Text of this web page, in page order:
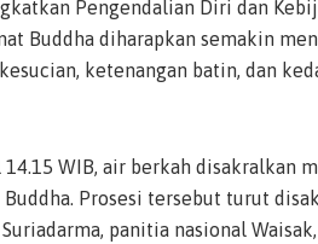
Pengendalian Diri dan
Buddha diharapkan semakin
ketenangan batin, dan
WIB, air berkah disakralkan
Prosesi tersebut turut
panitia nasional